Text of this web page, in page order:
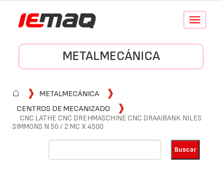
Conmutar
METALMECÁNICA
⌂
METALMECÁNICA
CENTROS DE MECANIZADO
CNC LATHE CNC DREHMASCHINE CNC DRAAIBANK NILES
SIMMONS N 50 / 2 MC X 4500